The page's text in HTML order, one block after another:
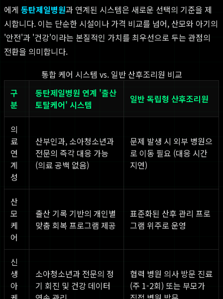
에게 동탄제일병원과 연계된 시스템은 새로운 선택의 기준을 제
시합니다. 이는 단순한 시설이나 가격 비교를 넘어, 산모와 아기의
'안전'과 '건강'이라는 본질적인 가치를 최우선으로 두는 관점의
전환을 의미합니다.
통합 케어 시스템 vs. 일반 산후조리원 비교
구
분
동탄제일병원 연계 '출산
토탈케어' 시스템
일반 독립형 산후조리원
의
료
연
계
성
산부인과, 소아청소년과
전문의 즉각 대응 가능
(의료 공백 없음)
문제 발생 시 외부 병원으
로 이동 필요 (대응 시간
지연)
산
모
케
어
출산 기록 기반의 개인별
맞춤 회복 프로그램 제공
표준화된 산후 관리 프로
그램 위주로 운영
신
생
아
소아청소년과 전문의 정
기 회진 및 건강 데이터
협력 병원 의사 방문 진료
(주 1-2회) 또는 부모가